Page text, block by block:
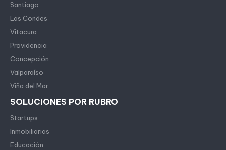
Santiago
Las Condes
Vitacura
Providencia
Concepción
Valparaíso
Viña del Mar
SOLUCIONES POR RUBRO
Startups
Inmobiliarias
Educación